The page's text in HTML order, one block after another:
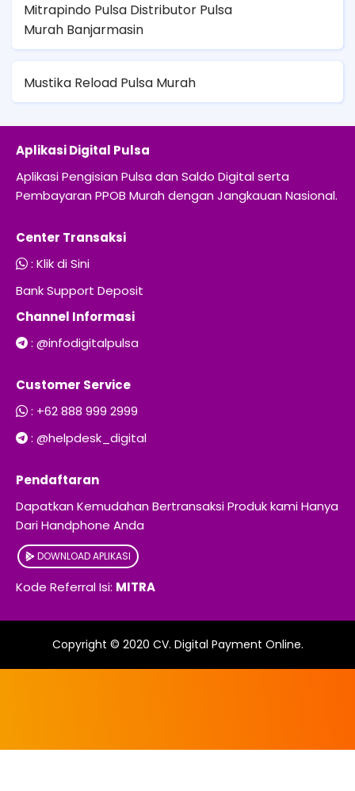
Mitrapindo Pulsa Distributor Pulsa
Murah Banjarmasin
Mustika Reload Pulsa Murah
Aplikasi Digital Pulsa
Aplikasi Pengisian Pulsa dan Saldo Digital serta
Pembayaran PPOB Murah dengan Jangkauan Nasional.
Center Transaksi
: Klik di Sini
Bank Support Deposit
Channel Informasi
: @infodigitalpulsa
Customer Service
: +62 888 999 2999
: @helpdesk_digital
Pendaftaran
Dapatkan Kemudahan Bertransaksi Produk kami Hanya
Dari Handphone Anda
DOWNLOAD APLIKASI
Kode Referral Isi: MITRA
Copyright © 2020 CV. Digital Payment Online.